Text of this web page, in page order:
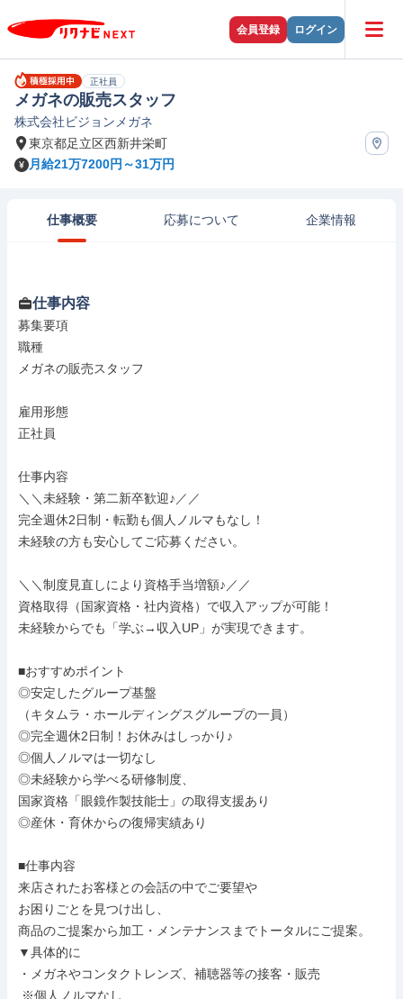
会員登録 ログイン
正社員
メガネの販売スタッフ
株式会社ビジョンメガネ
東京都足立区西新井栄町
月給21万7200円～31万円
仕事概要 応募について 企業情報
仕事内容
募集要項
職種
メガネの販売スタッフ
雇用形態
正社員
仕事内容
＼＼未経験・第二新卒歓迎♪／／
完全週休2日制・転勤も個人ノルマもなし！
未経験の方も安心してご応募ください。
＼＼制度見直しにより資格手当増額♪／／
資格取得（国家資格・社内資格）で収入アップが可能！
未経験からでも「学ぶ→収入UP」が実現できます。
■おすすめポイント
◎安定したグループ基盤
（キタムラ・ホールディングスグループの一員）
◎完全週休2日制！お休みはしっかり♪
◎個人ノルマは一切なし
◎未経験から学べる研修制度、
国家資格「眼鏡作製技能士」の取得支援あり
◎産休・育休からの復帰実績あり
■仕事内容
来店されたお客様との会話の中でご要望や
お困りごとを見つけ出し、
商品のご提案から加工・メンテナンスまでトータルにご提案。
▼具体的に
・メガネやコンタクトレンズ、補聴器等の接客・販売